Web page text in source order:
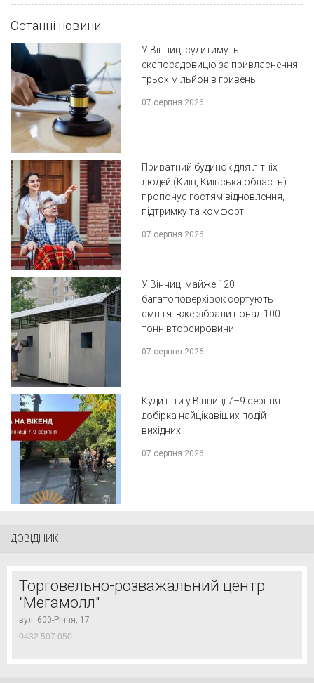
Останні новини
У Вінниці судитимуть
експосадовицю за привласнення
трьох мільйонів гривень
07 серпня 2026
Приватний будинок для літніх
людей (Київ, Київська область)
пропонує гостям відновлення,
підтримку та комфорт
07 серпня 2026
У Вінниці майже 120
багатоповерхівок сортують
сміття: вже зібрали понад 100
тонн вторсировини
07 серпня 2026
Куди піти у Вінниці 7–9 серпня:
добірка найцікавіших подій
вихідних
07 серпня 2026
ДОВІДНИК
Торговельно-розважальний центр
"Мегамолл"
вул. 600-Річчя, 17
0432 507 050